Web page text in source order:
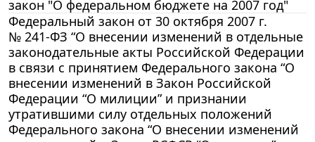
закон "О федеральном бюджете на 2007 год"
Федеральный закон от 30 октября 2007 г.
№ 241-ФЗ “О внесении изменений в отдельные
законодательные акты Российской Федерации
в связи с принятием Федерального закона “О
внесении изменений в Закон Российской
Федерации “О милиции” и признании
утратившими силу отдельных положений
Федерального закона “О внесении изменений